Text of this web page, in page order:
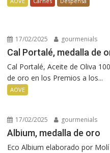
17/02/2025 gourmenials
Cal Portalé, medalla de
Cal Portalé, Aceite de Oliva
de oro en los Premios a los...
AOVE
17/02/2025 gourmenials
Albium, medalla de oro
Eco Albium elaborado por